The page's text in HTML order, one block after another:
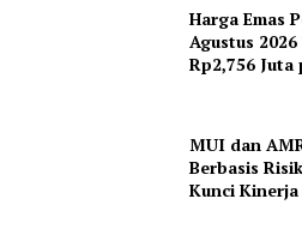
SUBSCRIBE
Company
Harga Emas
Agustus
Rp2,756 Juta
MUI dan
Berbasis
Kunci Kinerja